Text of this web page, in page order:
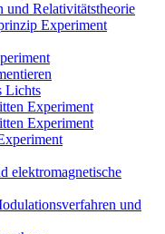
Relativitätstheorie
Experiment
Lichts
Experiment
Experiment
elektromagnetische
und